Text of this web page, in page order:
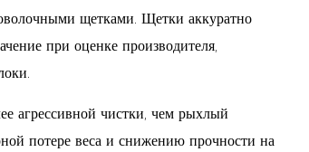
щетками. Щетки аккуратно
при оценке производителя,
агрессивной чистки, чем рыхлый
потере веса и снижению прочности на